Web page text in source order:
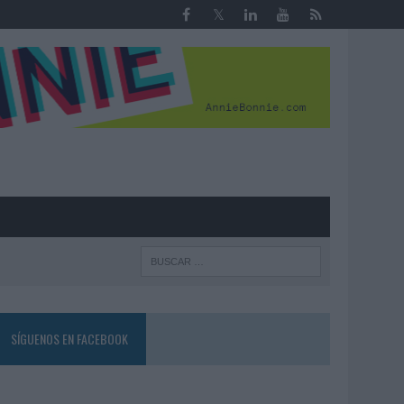
SÍGUENOS EN FACEBOOK